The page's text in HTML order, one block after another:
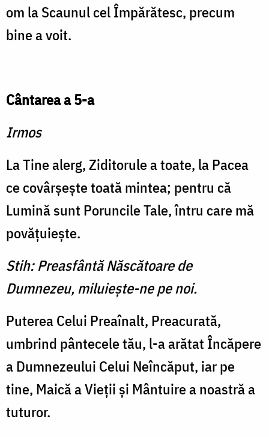
om la Scaunul cel Împărătesc, precum
bine a voit.
Cântarea a 5-a
Irmos
La Tine alerg, Ziditorule a toate, la Pacea
ce covârşeşte toată mintea; pentru că
Lumină sunt Poruncile Tale, întru care mă
povăţuieşte.
Stih: Preasfântă Născătoare de
Dumnezeu, miluieşte-ne pe noi.
Puterea Celui Preaînalt, Preacurată,
umbrind pântecele tău, l-a arătat Încăpere
a Dumnezeului Celui Neîncăput, iar pe
tine, Maică a Vieţii şi Mântuire a noastră a
tuturor.